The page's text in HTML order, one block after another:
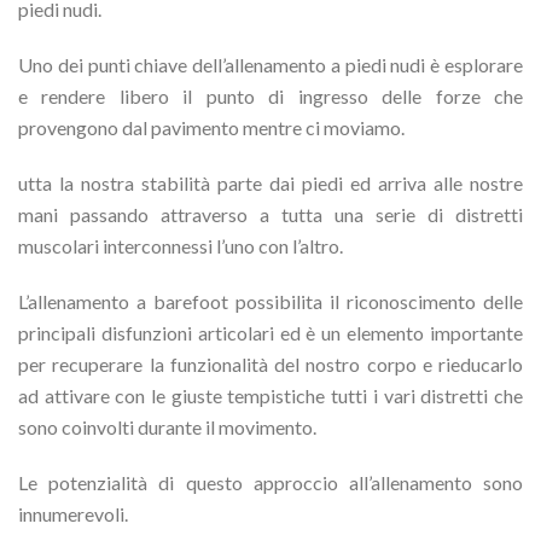
piedi nudi.
Uno dei punti chiave dell’allenamento a piedi nudi è esplorare
e rendere libero il punto di ingresso delle forze che
provengono dal pavimento mentre ci moviamo.
utta la nostra stabilità parte dai piedi ed arriva alle nostre
mani passando attraverso a tutta una serie di distretti
muscolari interconnessi l’uno con l’altro.
L’allenamento a barefoot possibilita il riconoscimento delle
principali disfunzioni articolari ed è un elemento importante
per recuperare la funzionalità del nostro corpo e rieducarlo
ad attivare con le giuste tempistiche tutti i vari distretti che
sono coinvolti durante il movimento.
Le potenzialità di questo approccio all’allenamento sono
innumerevoli.